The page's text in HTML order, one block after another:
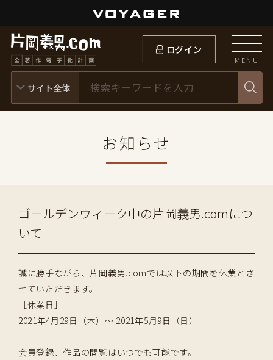
ログイン
MENU
お知らせ
ゴールデンウィーク中の片岡義男.comにつ
いて
誠に勝手ながら、片岡義男.comでは以下の期間を休業とさ
せていただきます。
［休業日］
2021年4月29日（木）〜 2021年5月9日（日）
会員登録、作品の閲覧はいつでも可能です。